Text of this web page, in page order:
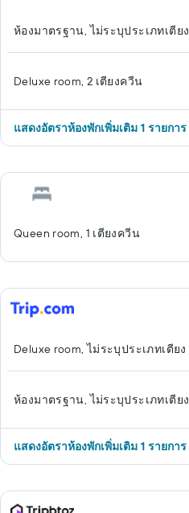
ห้องมาตรฐาน, ไม่ระบุประเภทเตียง
Deluxe room, 2 เตียงควีน
แสดงอัตราห้องพักเพิ่มเติม 1 รายการ
Queen room, 1 เตียงควีน
Deluxe room, ไม่ระบุประเภทเตียง
ห้องมาตรฐาน, ไม่ระบุประเภทเตียง
แสดงอัตราห้องพักเพิ่มเติม 1 รายการ